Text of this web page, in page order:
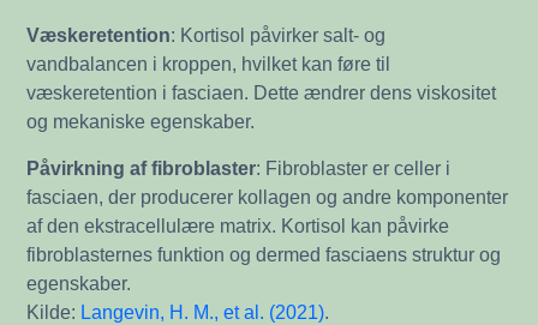
Væskeretention: Kortisol påvirker salt- og
vandbalancen i kroppen, hvilket kan føre til
væskeretention i fasciaen. Dette ændrer dens viskositet
og mekaniske egenskaber.
Påvirkning af fibroblaster: Fibroblaster er celler i
fasciaen, der producerer kollagen og andre komponenter
af den ekstracellulære matrix. Kortisol kan påvirke
fibroblasternes funktion og dermed fasciaens struktur og
egenskaber.
Kilde: Langevin, H. M., et al. (2021).